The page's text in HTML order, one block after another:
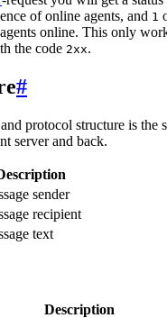
of online agents, and 1
online. This only
the code 2xx.
#
protocol structure is the
server and back.
sender
recipient
text
Description